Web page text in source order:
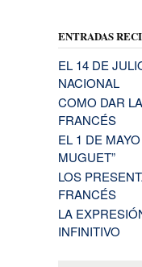
ENTRADAS
EL 14 DE
NACIONAL
COMO DAR
FRANCÉS
EL 1 DE
MUGUET”
LOS
FRANCÉS
LA
INFINITIVO